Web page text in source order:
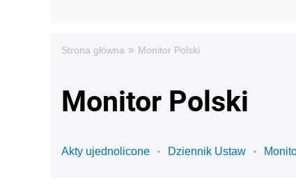
Strona główna » Monitor Polski
Monitor Polski
Akty ujednolicone Dziennik Ustaw